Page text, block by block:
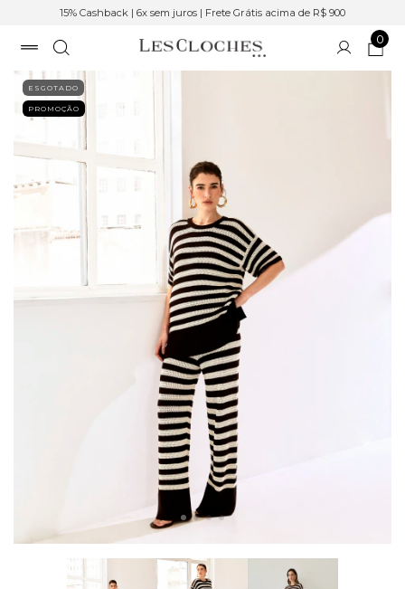
15% Cashback | 6x sem juros | Frete Grátis acima de R$ 900
0
ESGOTADO
PROMOÇÃO